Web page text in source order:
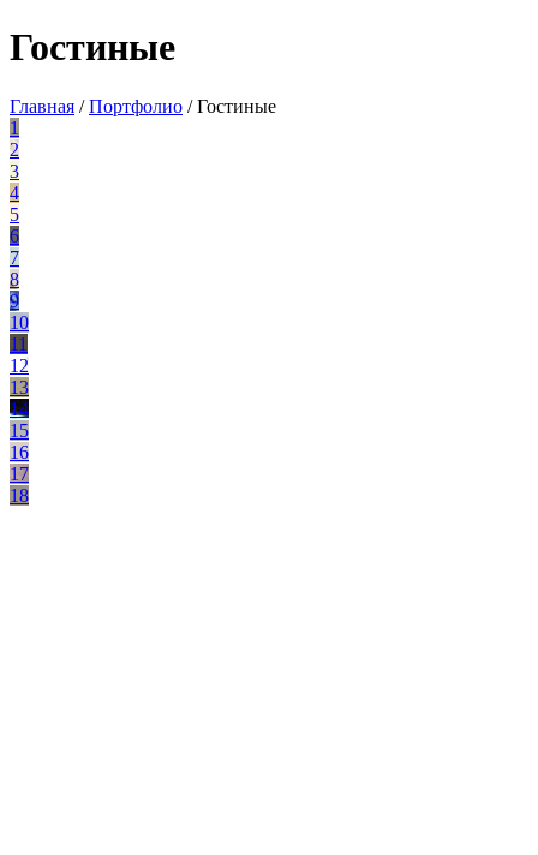
Гостиные
Главная /Портфолио /Гостиные
1
2
3
4
5
6
7
8
9
10
11
12
13
14
15
16
17
18